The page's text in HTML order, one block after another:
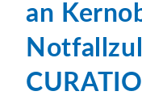
an
CURATIO